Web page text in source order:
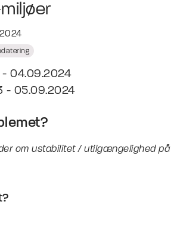
- 04.09.2024
- 05.09.2024
om ustabilitet / utilgængelighed på